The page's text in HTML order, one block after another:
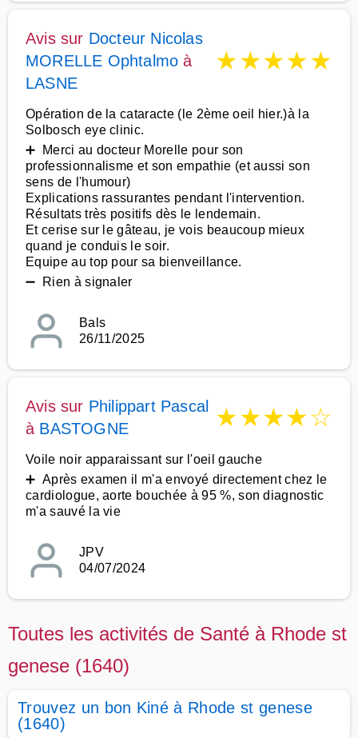
Avis sur Docteur Nicolas
MORELLE Ophtalmo à
LASNE
★★★★★
Opération de la cataracte (le 2ème oeil hier.)à la
Solbosch eye clinic.
➕ Merci au docteur Morelle pour son
professionnalisme et son empathie (et aussi son
sens de l'humour)
Explications rassurantes pendant l'intervention.
Résultats très positifs dès le lendemain.
Et cerise sur le gâteau, je vois beaucoup mieux
quand je conduis le soir.
Equipe au top pour sa bienveillance.
➖ Rien à signaler
Bals
26/11/2025
Avis sur Philippart Pascal
à BASTOGNE ★★★★☆
Voile noir apparaissant sur l'oeil gauche
➕ Après examen il m'a envoyé directement chez le
cardiologue, aorte bouchée à 95 %, son diagnostic
m'a sauvé la vie
JPV
04/07/2024
Toutes les activités de Santé à Rhode st
genese (1640)
Trouvez un bon Kiné à Rhode st genese
(1640)